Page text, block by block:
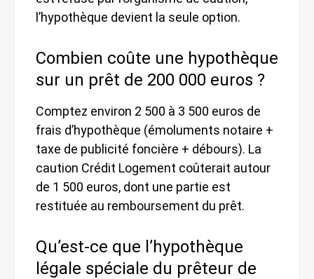
l’hypothèque devient la seule option.
Combien coûte une hypothèque
sur un prêt de 200 000 euros ?
Comptez environ 2 500 à 3 500 euros de
frais d’hypothèque (émoluments notaire +
taxe de publicité foncière + débours). La
caution Crédit Logement coûterait autour
de 1 500 euros, dont une partie est
restituée au remboursement du prêt.
Qu’est-ce que l’hypothèque
légale spéciale du prêteur de